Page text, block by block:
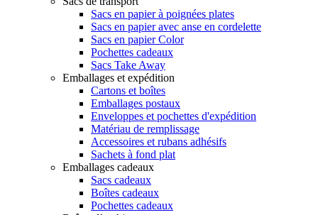
Sacs en papier à poignées plates
Sacs en papier avec anse en cordelette
Sacs en papier Color
Pochettes cadeaux
Sacs Take Away
Emballages et expédition
Cartons et boîtes
Emballages postaux
Enveloppes et pochettes d'expédition
Matériau de remplissage
Accessoires et rubans adhésifs
Sachets à fond plat
Emballages cadeaux
Sacs cadeaux
Boîtes cadeaux
Pochettes cadeaux